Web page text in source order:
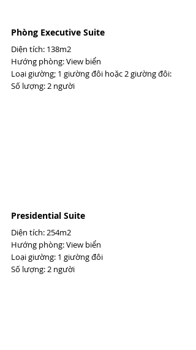
Phòng Executive Suite
Diện tích: 138m2
Hướng phòng: View biển
Loại giường; 1 giường đôi hoặc 2 giường đôi:
Số lượng: 2 người
Presidential Suite
Diện tích: 254m2
Hướng phòng: View biển
Loại giường: 1 giường đôi
Số lượng: 2 người